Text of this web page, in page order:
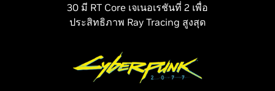
30 มี RT Core เจเนอเรชันที่ 2 เพื่อ
ประสิทธิภาพ Ray Tracing สูงสุด